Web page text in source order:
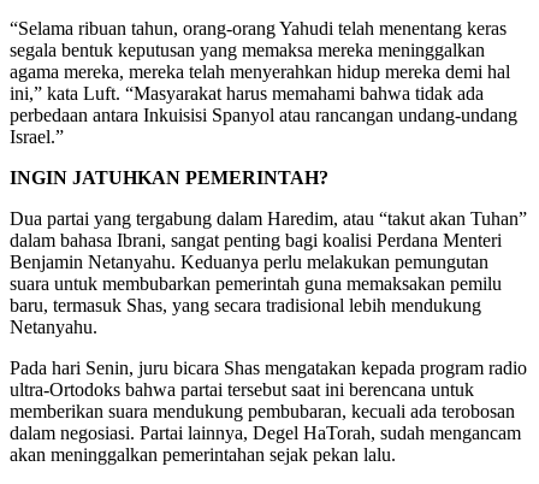
“Selama ribuan tahun, orang-orang Yahudi telah menentang keras
segala bentuk keputusan yang memaksa mereka meninggalkan
agama mereka, mereka telah menyerahkan hidup mereka demi hal
ini,” kata Luft. “Masyarakat harus memahami bahwa tidak ada
perbedaan antara Inkuisisi Spanyol atau rancangan undang-undang
Israel.”
INGIN JATUHKAN PEMERINTAH?
Dua partai yang tergabung dalam Haredim, atau “takut akan Tuhan”
dalam bahasa Ibrani, sangat penting bagi koalisi Perdana Menteri
Benjamin Netanyahu. Keduanya perlu melakukan pemungutan
suara untuk membubarkan pemerintah guna memaksakan pemilu
baru, termasuk Shas, yang secara tradisional lebih mendukung
Netanyahu.
Pada hari Senin, juru bicara Shas mengatakan kepada program radio
ultra-Ortodoks bahwa partai tersebut saat ini berencana untuk
memberikan suara mendukung pembubaran, kecuali ada terobosan
dalam negosiasi. Partai lainnya, Degel HaTorah, sudah mengancam
akan meninggalkan pemerintahan sejak pekan lalu.